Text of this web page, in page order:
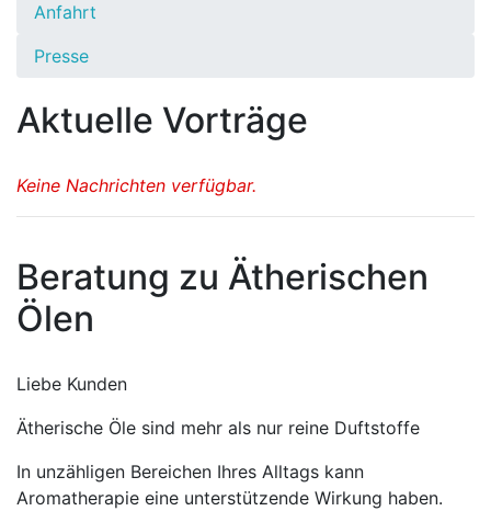
Anfahrt
Presse
Aktuelle Vorträge
Keine Nachrichten verfügbar.
Beratung zu Ätherischen
Ölen
Liebe Kunden
Ätherische Öle sind mehr als nur reine Duftstoffe
In unzähligen Bereichen Ihres Alltags kann
Aromatherapie eine unterstützende Wirkung haben.